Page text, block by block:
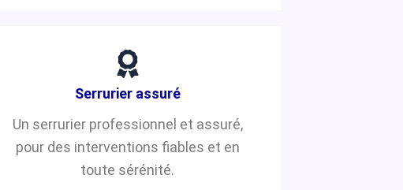
Serrurier assuré
Un serrurier professionnel et assuré,
pour des interventions fiables et en
toute sérénité.